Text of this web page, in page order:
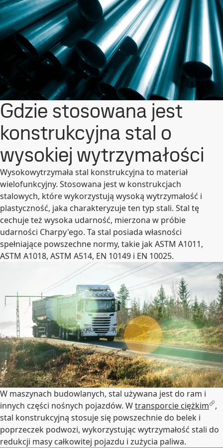
Gdzie stosowana jest
konstrukcyjna stal o
wysokiej wytrzymałości
Wysokowytrzymała stal konstrukcyjna to materiał
wielofunkcyjny. Stosowana jest w konstrukcjach
stalowych, które wykorzystują wysoką wytrzymałość i
plastyczność, jaka charakteryzuje ten typ stali. Stal tę
cechuje też wysoka udarność, mierzona w próbie
udarności Charpy'ego. Ta stal posiada własności
spełniające powszechne normy, takie jak ASTM A1011,
ASTM A1018, ASTM A514, EN 10149 i EN 10025.
W maszynach budowlanych, stal używana jest do ram i
innych części nośnych pojazdów. Wtransporcie ciężkim
,
stal konstrukcyjną stosuje się powszechnie do belek i
poprzeczek podwozi, wykorzystując wytrzymałość stali do
redukcji masy całkowitej pojazdu i zużycia paliwa.